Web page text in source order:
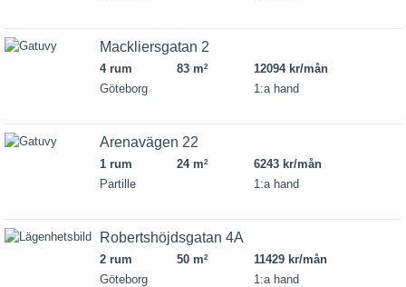
Mackliersgatan 2
4 rum 83 m2
12094 kr/mån
Göteborg
1:a hand
Arenavägen 22
1 rum 24 m2
6243 kr/mån
Partille
1:a hand
Robertshöjdsgatan 4A
2 rum 50 m2
11429 kr/mån
Göteborg
1:a hand